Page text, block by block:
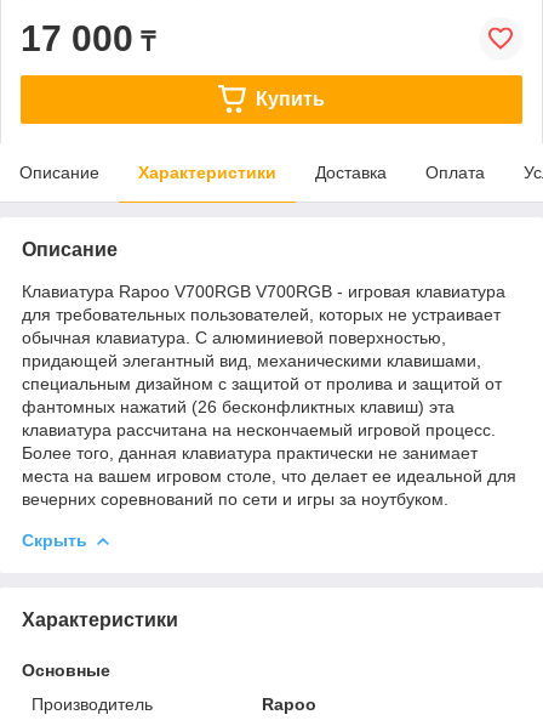
17 000 ₸
Купить
Описание Характеристики Доставка Оплата
Описание
Клавиатура Rapoo V700RGB V700RGB - игровая клавиатура
для требовательных пользователей, которых не устраивает
обычная клавиатура. C алюминиевой поверхностью,
придающей элегантный вид, механическими клавишами,
специальным дизайном с защитой от пролива и защитой от
фантомных нажатий (26 бесконфликтных клавиш) эта
клавиатура рассчитана на нескончаемый игровой процесс.
Более того, данная клавиатура практически не занимает
места на вашем игровом столе, что делает ее идеальной для
вечерних соревнований по сети и игры за ноутбуком.
Скрыть
Характеристики
Основные
Производитель
Rapoo